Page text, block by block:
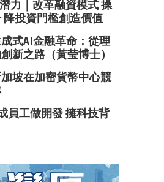
力｜改革融資模式 操
投資門檻創造價值
式AI金融革命：從理
新之路（黃莹博士）
坡在加密貨幣中心競
員工做開發 擁科技背